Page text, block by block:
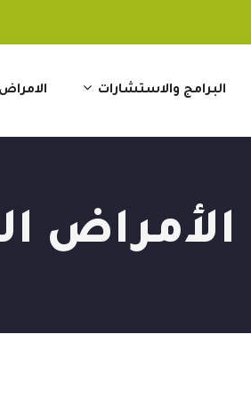
البرامج والاستشارات
الأمراض